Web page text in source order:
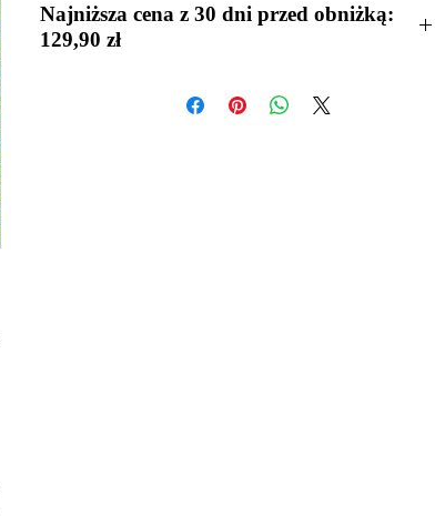
Najniższa cena z 30 dni przed obniżką:
129,90 zł